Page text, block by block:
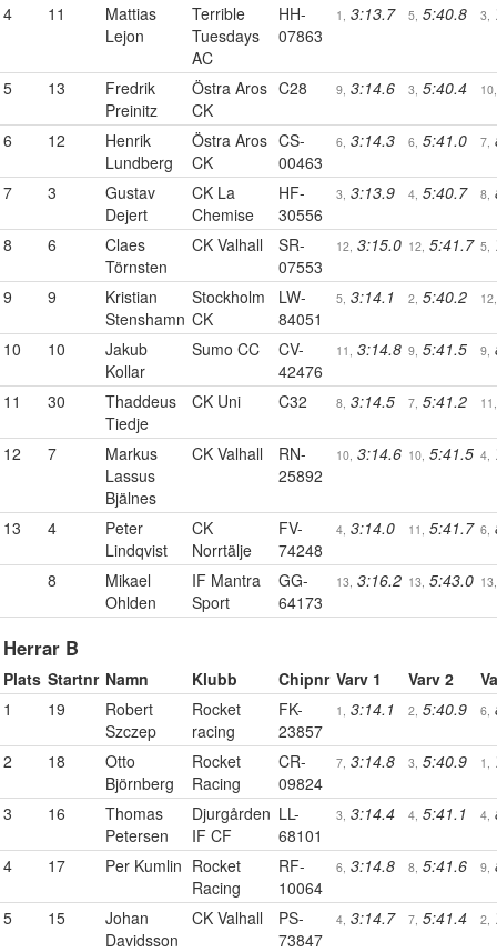
4 11
Mattias
Lejon
Terrible
Tuesdays
AC
HH-
07863
1, 3:13.7 5, 5:40.8 3,
5 13
Fredrik
Preinitz
Östra Aros
CK
C28 9, 3:14.6 3, 5:40.4 10,
6 12
Henrik
Lundberg
Östra Aros
CK
CS-
00463
6, 3:14.3 6, 5:41.0 7,
7 3
Gustav
Dejert
CK La
Chemise
HF-
30556
3, 3:13.9 4, 5:40.7 8,
8 6
Claes
Törnsten
CK Valhall
SR-
07553
12, 3:15.0 12, 5:41.7 5,
9 9
Kristian
Stenshamn
Stockholm
CK
LW-
84051
5, 3:14.1 2, 5:40.2 12,
10 10
Jakub
Kollar
Sumo CC
CV-
42476
11, 3:14.8 9, 5:41.5 9,
11 30
Thaddeus
Tiedje
CK Uni C32 8, 3:14.5 7, 5:41.2 11,
12 7
Markus
Lassus
Bjälnes
CK Valhall
RN-
25892
10, 3:14.6 10, 5:41.5 4,
13 4
Peter
Lindqvist
CK
Norrtälje
FV-
74248
4, 3:14.0 11, 5:41.7 6,
8
Mikael
Ohlden
IF Mantra
Sport
GG-
64173
13, 3:16.2 13, 5:43.0 13,
Herrar B
Plats Startnr Namn Klubb Chipnr Varv 1 Varv 2
1
19
Robert
Szczep
Rocket
racing
FK-
23857
1, 3:14.1 2, 5:40.9 6,
2 18
Otto
Björnberg
Rocket
Racing
CR-
09824
7, 3:14.8 3, 5:40.9 1,
3 16
Thomas
Petersen
Djurgården
IF CF
LL-
68101
3, 3:14.4 4, 5:41.1 4,
4 17 Per Kumlin Rocket
Racing
RF-
10064
6, 3:14.8 8, 5:41.6 9,
5 15
Johan
Davidsson
CK Valhall
PS-
73847
4, 3:14.7 7, 5:41.4 2,